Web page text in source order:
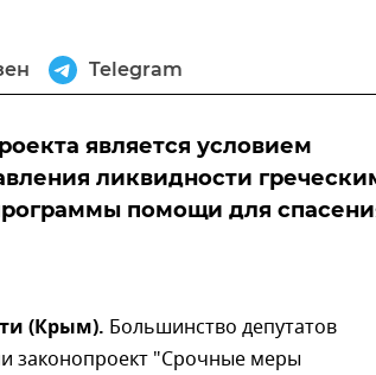
Telegram
является условием
ликвидности
помощи для
(Крым). Большинство депутатов
законопроект "Срочные меры